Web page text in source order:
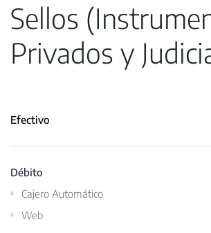
Sellos
Privados y
Efectivo
Débito
Cajero Automático
Web